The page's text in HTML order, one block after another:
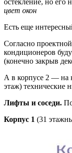
цвет окон
Есть еще
Согласно
кондиционеров
(конечно закрыв
А в корпусе 2 — на
этаж) технические
Лифты и соседи.
Корпус 1 (31